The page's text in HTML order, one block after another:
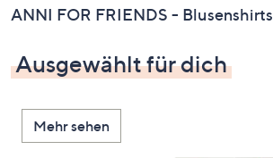
Pfeiltasten
oben
und
nach
unten
oder
ANNI FOR FRIENDS - Blusenshirts
Ausgewählt für dich
Mehr sehen